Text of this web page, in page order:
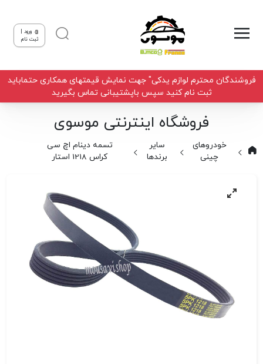
ورود |
ثبت نام
فروشندگان محترم لوازم یدکی" جهت نمایش قیمتهای همکاری حتماباید
ثبت نام کنید سپس باپشتیبانی تماس بگیرید
فروشگاه اینترنتی موسوی
خودروهای
چینی
سایر
برندها
تسمه دینام اچ سی
کراس 1218 استار